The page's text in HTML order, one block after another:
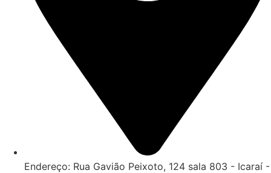
Endereço: Rua Gavião Peixoto, 124 sala 803 - Icaraí -